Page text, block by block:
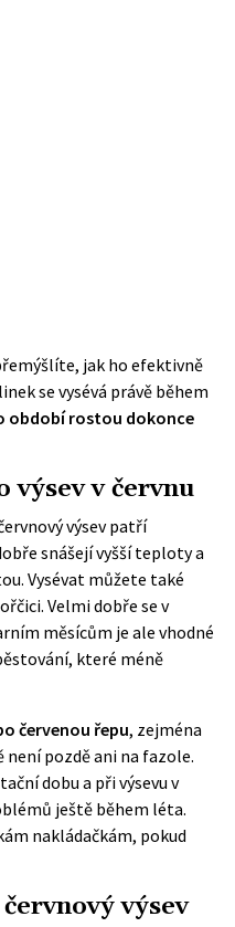
jak ho efektivně
se vysévá právě během
období rostou dokonce
výsev v červnu
výsev patří
snášejí vyšší teploty a
Vysévat můžete také
Velmi dobře se v
měsícům je ale vhodné
které méně
červenou řepu, zejména
pozdě ani na fazole.
dobu a při výsevu v
ještě během léta.
nakládačkám, pokud
výsev